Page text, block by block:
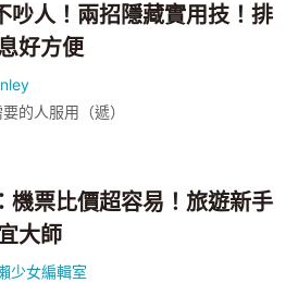
吵人！兩招隱藏實用技！排
好方便
的人服用（遞）
機票比價超容易！旅遊新手
大師
少女編輯室